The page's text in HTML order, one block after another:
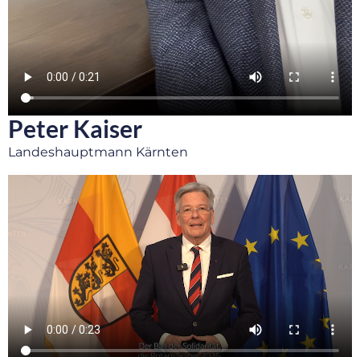
Peter Kaiser
Landeshauptmann Kärnten